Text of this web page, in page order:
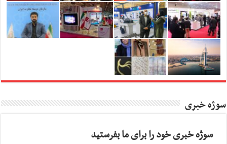
سوژه خبری
سوژه خبری خود را برای ما بفرستید